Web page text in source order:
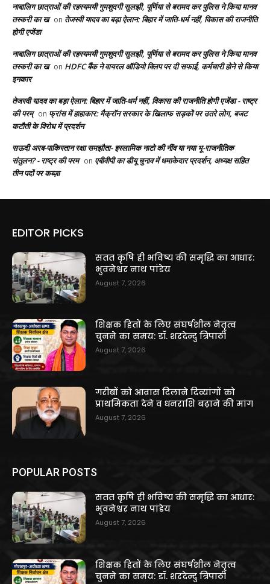
नाबालिग छात्राओं की रहस्यमयी गुमशुदगी सुलझी, पूर्णिया से बरामद कर पुलिस ने किया मानव
तस्करी का ख on तेजस्वी यादव का बड़ा ऐलान: बिहार में जाति-धर्म नहीं, विकास की राजनीति
होगी एजेंडा
नाबालिग छात्राओं की रहस्यमयी गुमशुदगी सुलझी, पूर्णिया से बरामद कर पुलिस ने किया मानव
तस्करी का ख on HDFC बैंक ने वायरल ऑडियो क्लिप पर दी सफाई, कर्मचारी होने से किया
इनकार
तेजस्वी यादव का बड़ा ऐलान: बिहार में जाति-धर्म नहीं, विकास की राजनीति होगी एजेंडा - राष्ट्र
की परम् on फ्रांस में हाहाकार: मैक्रॉन सरकार के खिलाफ सड़कों पर उतरे लोग, बजट
कटौती के विरोध में प्रदर्शन
सऊदी अरब-पाकिस्तान रक्षा समझौता- इस्लामिक नाटो की नींव या नया भू-राजनीतिक
संतुलन? - राष्ट्र की परम on एबीवीपी का डीयू चुनाव में धमाकेदार प्रदर्शन, अध्यक्ष सहित
तीन पदों पर कब्ज़ा
EDITOR PICKS
सतत कृषि ही भविष्य की समृद्धि का आधार:
भुवनेश्वर नाथ पांडेय
August 7, 2026
शिक्षक हितों के लिए संघर्षशील नेतृत्व
चुनने का समय: डॉ. शरदेन्दु त्रिपाठी
August 7, 2026
गरीबों को आवास दिलाने दिव्यांगों को
प्राथमिकता देने व धनराशि बढ़ाने की मांग
August 7, 2026
POPULAR POSTS
सतत कृषि ही भविष्य की समृद्धि का आधार:
भुवनेश्वर नाथ पांडेय
August 7, 2026
शिक्षक हितों के लिए संघर्षशील नेतृत्व
चुनने का समय: डॉ. शरदेन्दु त्रिपाठी